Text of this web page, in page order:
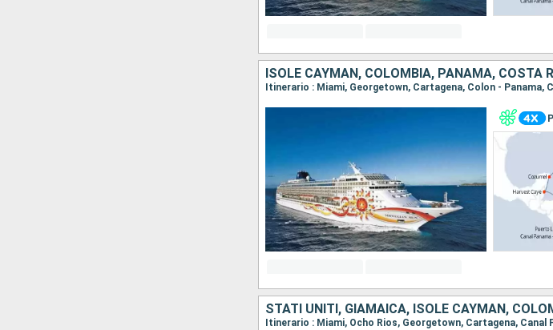
ISOLE CAYMAN, COLOMBIA, PANAMA, COSTA